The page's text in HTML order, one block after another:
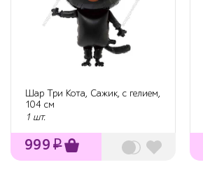
Шар Три Кота, Сажик, с гелием,
104 см
1 шт.
999 ₽